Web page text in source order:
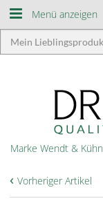
Menü anzeigen
Marke Wendt & Kühn
‹ Vorheriger Artikel